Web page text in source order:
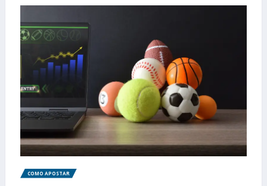
COMO APOSTAR